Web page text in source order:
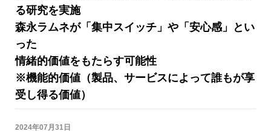
る研究を実施
森永ラムネが「集中スイッチ」や「安心感」とい
った
情緒的価値をもたらす可能性
※機能的価値（製品、サービスによって誰もが享
受し得る価値）
2024年07月31日